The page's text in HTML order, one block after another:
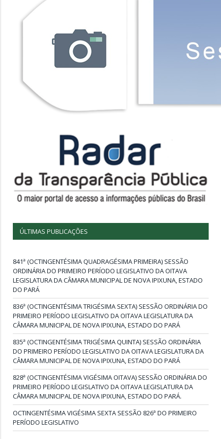
ÚLTIMAS PUBLICAÇÕES
841ª (OCTINGENTÉSIMA QUADRAGÉSIMA PRIMEIRA) SESSÃO
ORDINÁRIA DO PRIMEIRO PERÍODO LEGISLATIVO DA OITAVA
LEGISLATURA DA CÂMARA MUNICIPAL DE NOVA IPIXUNA, ESTADO
DO PARÁ
836ª (OCTINGENTÉSIMA TRIGÉSIMA SEXTA) SESSÃO ORDINÁRIA DO
PRIMEIRO PERÍODO LEGISLATIVO DA OITAVA LEGISLATURA DA
CÂMARA MUNICIPAL DE NOVA IPIXUNA, ESTADO DO PARÁ
835ª (OCTINGENTÉSIMA TRIGÉSIMA QUINTA) SESSÃO ORDINÁRIA
DO PRIMEIRO PERÍODO LEGISLATIVO DA OITAVA LEGISLATURA DA
CÂMARA MUNICIPAL DE NOVA IPIXUNA, ESTADO DO PARÁ
828ª (OCTINGENTÉSIMA VIGÉSIMA OITAVA) SESSÃO ORDINÁRIA DO
PRIMEIRO PERÍODO LEGISLATIVO DA OITAVA LEGISLATURA DA
CÂMARA MUNICIPAL DE NOVA IPIXUNA, ESTADO DO PARÁ.
OCTINGENTÉSIMA VIGÉSIMA SEXTA SESSÃO 826ª DO PRIMEIRO
PERÍODO LEGISLATIVO